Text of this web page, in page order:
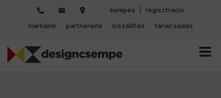
belépés
regisztráció
márkáink
partnereink kiszállítás tanácsadás